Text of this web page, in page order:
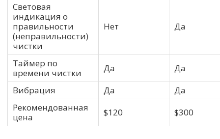
Световая
индикация о
правильности
(неправильности)
чистки
Нет Да
Таймер по
времени чистки
Да
Да
Вибрация
Да
Да
Рекомендованная
цена
$120 $300